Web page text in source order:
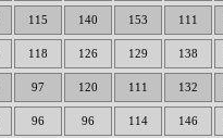
115 140 153 111
118 126 129 138
97 120 111 132
96 96 114 146